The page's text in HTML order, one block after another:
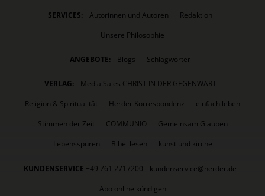
SERVICES: Autorinnen und Autoren
Redaktion
Unsere Philosophie
ANGEBOTE: Blogs Schlagwörter
VERLAG:
Media Sales CHRIST IN DER GEGENWART
Religion & Spiritualität
Herder Korrespondenz
einfach leben
Stimmen der Zeit
COMMUNIO
Gemeinsam Glauben
Lebensspuren
Bibel lesen kunst und kirche
KUNDENSERVICE +49 761 2717200
kundenservice@herder.de
Abo online kündigen